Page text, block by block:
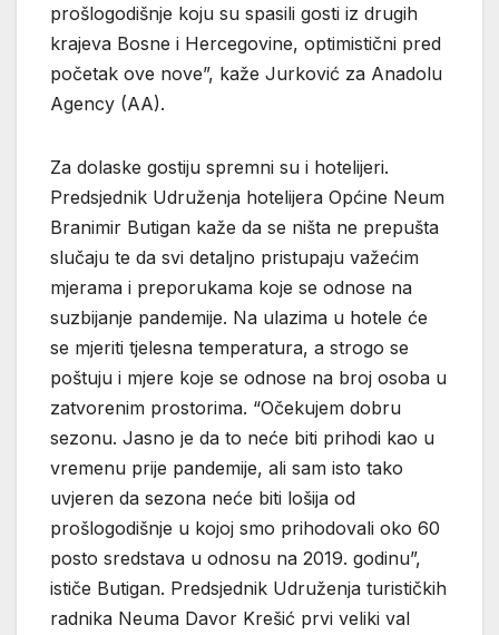
prošlogodišnje koju su spasili gosti iz drugih
krajeva Bosne i Hercegovine, optimistični pred
početak ove nove”, kaže Jurković za Anadolu
Agency (AA).
Za dolaske gostiju spremni su i hotelijeri.
Predsjednik Udruženja hotelijera Općine Neum
Branimir Butigan kaže da se ništa ne prepušta
slučaju te da svi detaljno pristupaju važećim
mjerama i preporukama koje se odnose na
suzbijanje pandemije. Na ulazima u hotele će
se mjeriti tjelesna temperatura, a strogo se
poštuju i mjere koje se odnose na broj osoba u
zatvorenim prostorima. “Očekujem dobru
sezonu. Jasno je da to neće biti prihodi kao u
vremenu prije pandemije, ali sam isto tako
uvjeren da sezona neće biti lošija od
prošlogodišnje u kojoj smo prihodovali oko 60
posto sredstava u odnosu na 2019. godinu”,
ističe Butigan. Predsjednik Udruženja turističkih
radnika Neuma Davor Krešić prvi veliki val